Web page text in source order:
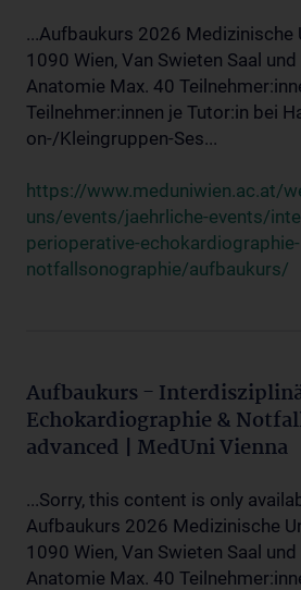
...Aufbaukurs 2026 Medizinische
1090 Wien, Van Swieten Saal
Anatomie Max. 40
Teilnehmer:innen je Tutor:in bei
on-/Kleingruppen-Ses...
https://www.meduniwien.ac.at/
uns/events/jaehrliche-events/
perioperative-echokardiographie-
notfallsonographie/aufbaukurs/
Aufbaukurs -
Echokardiographie &
advanced | MedUni Vienna
...Sorry, this content is only
Aufbaukurs 2026 Medizinische
1090 Wien, Van Swieten Saal
Anatomie Max. 40